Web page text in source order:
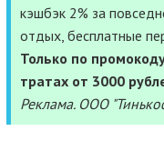
кэшбэк 2% за
отдых, бесплатные
Только по
тратах от 3000
Реклама. ООО